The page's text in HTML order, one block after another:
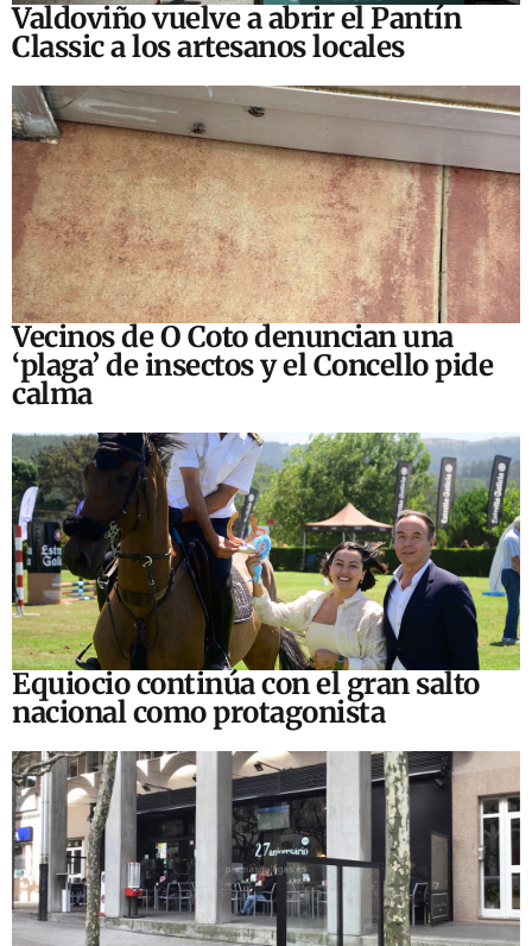
Valdoviño vuelve a abrir el Pantín
Classic a los artesanos locales
Vecinos de O Coto denuncian una
‘plaga’ de insectos y el Concello pide
calma
Equiocio continúa con el gran salto
nacional como protagonista